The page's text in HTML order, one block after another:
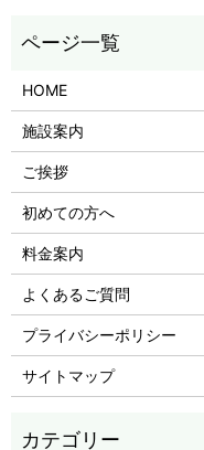
HOME
施設案内
ご挨拶
初めての方へ
料金案内
よくあるご質問
プライバシーポリシー
サイトマップ